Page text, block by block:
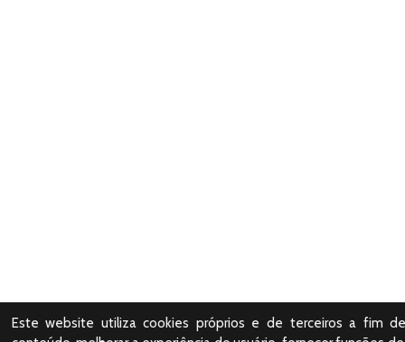
Este website utiliza cookies próprios e de terceiros a fim